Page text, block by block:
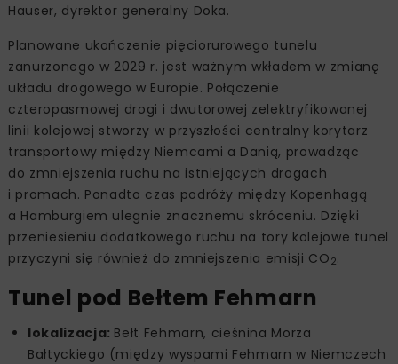
Hauser, dyrektor generalny Doka.
Planowane ukończenie pięciorurowego tunelu
zanurzonego w 2029 r. jest ważnym wkładem w zmianę
układu drogowego w Europie. Połączenie
czteropasmowej drogi i dwutorowej zelektryfikowanej
linii kolejowej stworzy w przyszłości centralny korytarz
transportowy między Niemcami a Danią, prowadząc
do zmniejszenia ruchu na istniejących drogach
i promach. Ponadto czas podróży między Kopenhagą
a Hamburgiem ulegnie znacznemu skróceniu. Dzięki
przeniesieniu dodatkowego ruchu na tory kolejowe tunel
przyczyni się również do zmniejszenia emisji CO 2.
Tunel pod Bełtem Fehmarn
lokalizacja: Bełt Fehmarn, cieśnina Morza
Bałtyckiego (między wyspami Fehmarn w Niemczech